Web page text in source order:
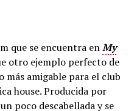
que se encuentra enMy
otro ejemplo perfecto de
más amigable para el club
house. Producida por
poco descabellada y se